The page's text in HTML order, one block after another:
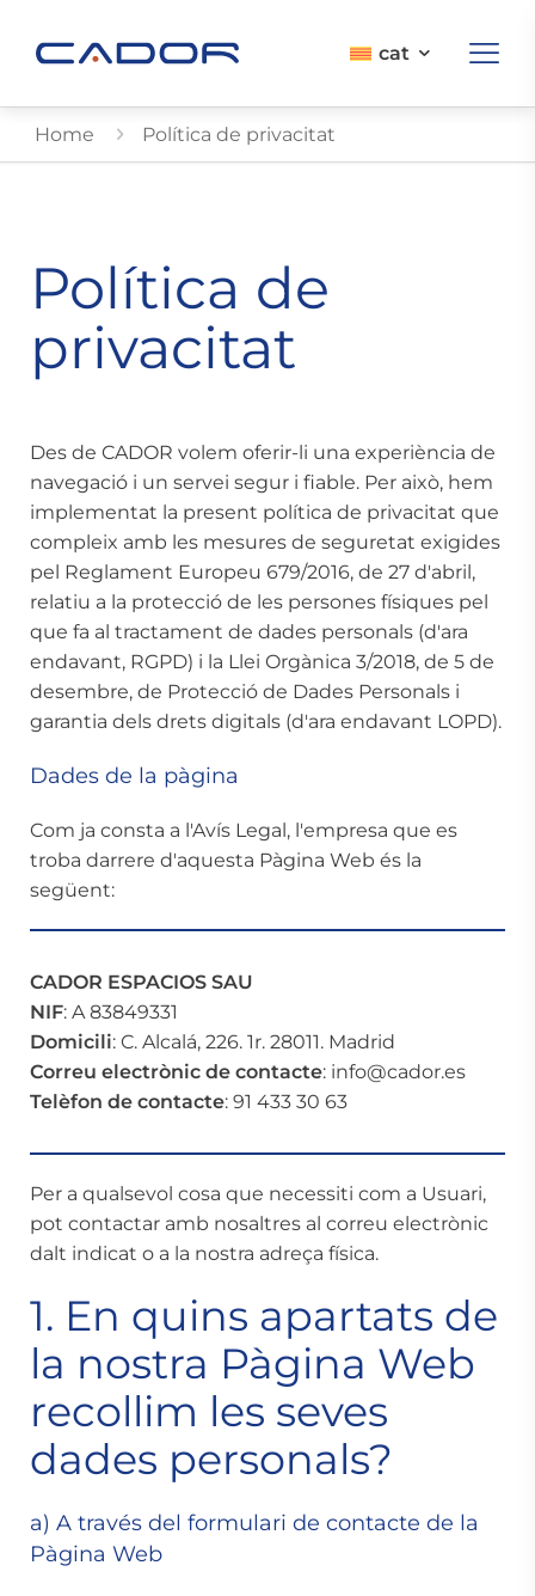
cat
Home Política de privacitat
Política de
privacitat
Des de CADOR volem oferir-li una experiència de
navegació i un servei segur i fiable. Per això, hem
implementat la present política de privacitat que
compleix amb les mesures de seguretat exigides
pel Reglament Europeu 679/2016, de 27 d'abril,
relatiu a la protecció de les persones físiques pel
que fa al tractament de dades personals (d'ara
endavant, RGPD) i la Llei Orgànica 3/2018, de 5 de
desembre, de Protecció de Dades Personals i
garantia dels drets digitals (d'ara endavant LOPD).
Dades de la pàgina
Com ja consta a l'Avís Legal, l'empresa que es
troba darrere d'aquesta Pàgina Web és la
següent:
CADOR ESPACIOS SAU
NIF: A 83849331
Domicili: C. Alcalá, 226. 1r. 28011. Madrid
Correu electrònic de contacte: info@cador.es
Telèfon de contacte: 91 433 30 63
Per a qualsevol cosa que necessiti com a Usuari,
pot contactar amb nosaltres al correu electrònic
dalt indicat o a la nostra adreça física.
1. En quins apartats de
la nostra Pàgina Web
recollim les seves
dades personals?
a) A través del formulari de contacte de la
Pàgina Web